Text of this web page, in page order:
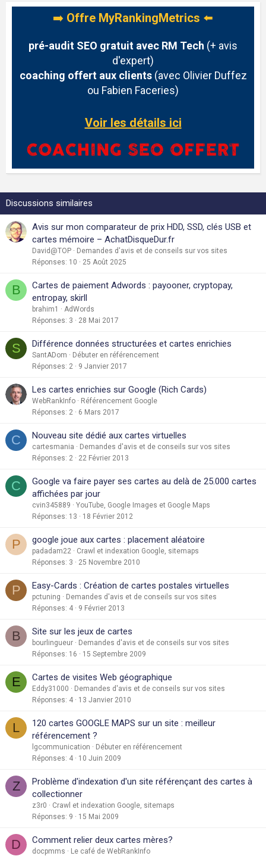
➡️ Offre MyRankingMetrics ⬅️
pré-audit SEO gratuit avec RM Tech (+ avis
d'expert)
coaching offert aux clients(avec Olivier Duffez
ou Fabien Faceries)
Voir les détails ici
Discussions similaires
Avis sur mon comparateur de prix HDD, SSD, clés USB et
cartes mémoire – AchatDisqueDur.fr
David@TOP
Demandes d'avis et de conseils sur vos sites
Réponses 10 25 Août 2025
B
Cartes de paiement Adwords : payooner, cryptopay,
entropay, skirll
brahim1
AdWords
Réponses 3 28 Mai 2017
S Différence données structurées et cartes enrichies
SantADom
Débuter en référencement
Réponses 2 9 Janvier 2017
Les cartes enrichies sur Google (Rich Cards)
WebRankInfo
Référencement Google
Réponses 2 6 Mars 2017
C Nouveau site dédié aux cartes virtuelles
cartesmania
Demandes d'avis et de conseils sur vos sites
Réponses 2 22 Février 2013
C
Google va faire payer ses cartes au delà de 25.000 cartes
affichées par jour
cvin345889
YouTube, Google Images et Google Maps
Réponses 13 18 Février 2012
P google joue aux cartes : placement aléatoire
padadam22
Crawl et indexation Google, sitemaps
Réponses 3 25 Novembre 2010
P Easy-Cards : Création de cartes postales virtuelles
pctuning
Demandes d'avis et de conseils sur vos sites
Réponses 4 9 Février 2013
B Site sur les jeux de cartes
bourlingueur
Demandes d'avis et de conseils sur vos sites
Réponses 16 15 Septembre 2009
E Cartes de visites Web géographique
Eddy31000
Demandes d'avis et de conseils sur vos sites
Réponses 4 13 Janvier 2010
L
120 cartes GOOGLE MAPS sur un site : meilleur
référencement ?
lgcommunication
Débuter en référencement
Réponses 4 10 Juin 2009
Z
Problème d'indexation d'un site référençant des cartes à
collectionner
z3r0
Crawl et indexation Google, sitemaps
Réponses 9 15 Mai 2009
D Comment relier deux cartes mères?
docpmms
Le café de WebRankInfo